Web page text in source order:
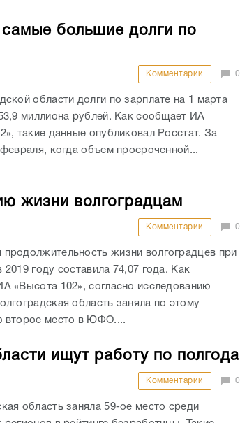
большие долги по
Комментарии 0
области долги по зарплате на 1 марта
миллиона рублей. Как сообщает ИА
такие данные опубликовал Росстат. За
когда объем просроченной...
жизни волгоградцам
Комментарии 0
жизни волгоградцев при
2019 году составила 74,07 года. Как
«Высота 102», согласно исследованию
область заняла по этому
второе место в ЮФО....
ищут работу по полгода
Комментарии 0
область заняла 59-ое место среди